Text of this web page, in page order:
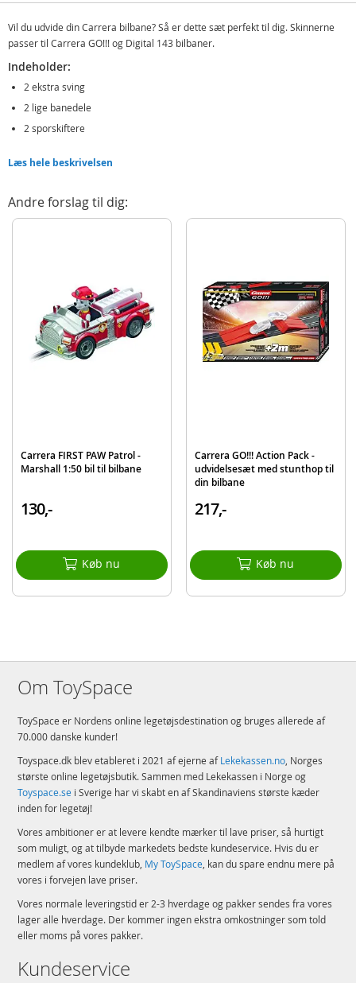
Vil du udvide din Carrera bilbane? Så er dette sæt perfekt til dig. Skinnerne
passer til Carrera GO!!! og Digital 143 bilbaner.
Indeholder:
2 ekstra sving
2 lige banedele
2 sporskiftere
Produktdetaljer
Model
Mærke Carrera
Læs hele beskrivelsen
Andre forslag til dig:
Carrera FIRST PAW Patrol -
Marshall 1:50 bil til bilbane
130,-
Køb nu
Carrera GO!!! Action Pack -
udvidelsesæt med stunthop til
din bilbane
217,-
Køb nu
Om ToySpace
ToySpace er Nordens online legetøjsdestination og bruges allerede af
70.000 danske kunder!
Toyspace.dk blev etableret i 2021 af ejerne afLekekassen.no, Norges
største online legetøjsbutik. Sammen med Lekekassen i Norge og
Toyspace.se i Sverige har vi skabt en af Skandinaviens største kæder
inden for legetøj!
Vores ambitioner er at levere kendte mærker til lave priser, så hurtigt
som muligt, og at tilbyde markedets bedste kundeservice. Hvis du er
medlem af vores kundeklub, My ToySpace, kan du spare endnu mere på
vores i forvejen lave priser.
Vores normale leveringstid er 2-3 hverdage og pakker sendes fra vores
lager alle hverdage. Der kommer ingen ekstra omkostninger som told
eller moms på vores pakker.
Kundeservice